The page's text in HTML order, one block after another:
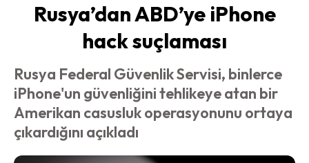
Rusya’dan ABD’ye iPhone
hack suçlaması
Rusya Federal Güvenlik Servisi, binlerce
iPhone'un güvenliğini tehlikeye atan bir
Amerikan casusluk operasyonunu ortaya
çıkardığını açıkladı